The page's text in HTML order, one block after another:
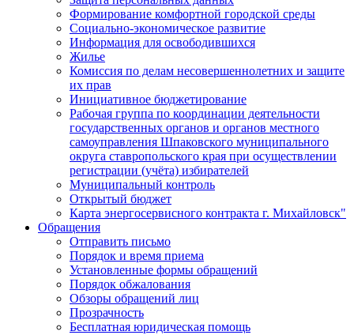
Формирование комфортной городской среды
Социально-экономическое развитие
Информация для освободившихся
Жилье
Комиссия по делам несовершеннолетних и защите
их прав
Инициативное бюджетирование
Рабочая группа по координации деятельности
государственных органов и органов местного
самоуправления Шпаковского муниципального
округа ставропольского края при осуществлении
регистрации (учёта) избирателей
Муниципальный контроль
Открытый бюджет
Карта энергосервисного контракта г. Михайловск"
Обращения
Отправить письмо
Порядок и время приема
Установленные формы обращений
Порядок обжалования
Обзоры обращений лиц
Прозрачность
Бесплатная юридическая помощь